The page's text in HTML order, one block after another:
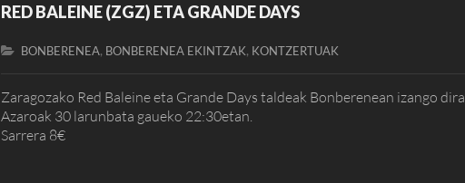
RED BALEINE (ZGZ) ETA GRANDE DAYS
BONBERENEA, BONBERENEA EKINTZAK, KONTZERTUAK
Zaragozako Red Baleine eta Grande Days taldeak Bonberenean izango dira
Azaroak 30 larunbata gaueko 22:30etan.
Sarrera 8€